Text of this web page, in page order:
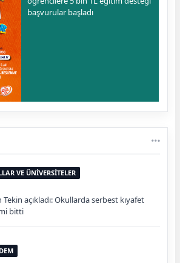
başvurular başladı
VE ÜNİVERSİTELER
Tekin açıkladı: Okullarda serbest kıyafet
bitti